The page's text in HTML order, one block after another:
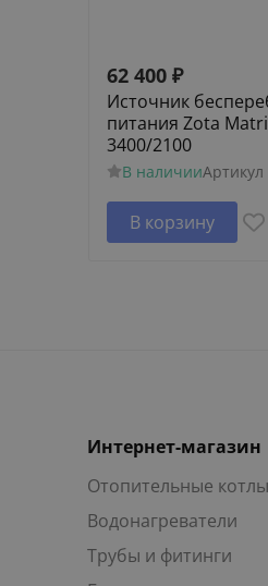
62 400 ₽
Источник
питания Zota
3400/2100
В наличииАртикул
В корзину
Интернет-магазин
Отопительные котлы
Водонагреватели
Трубы и фитинги